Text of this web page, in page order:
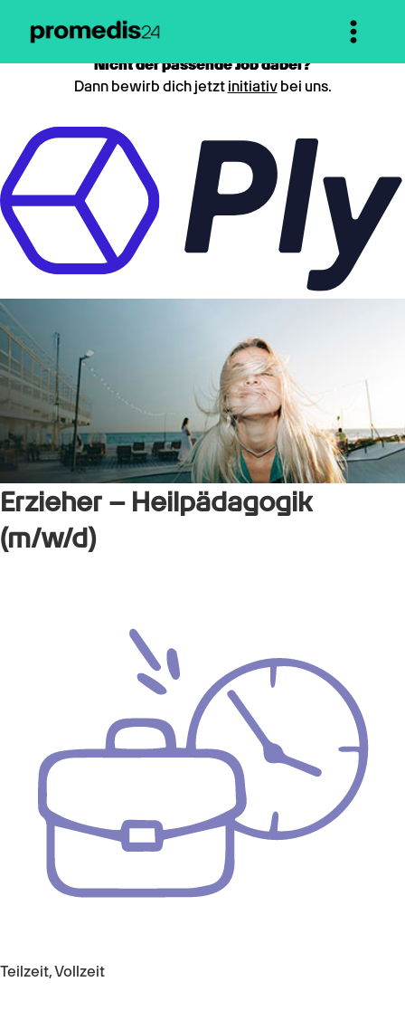
Nicht der passende Job dabei?
Dann bewirb dich jetzt initiativbei uns.
Erzieher – Heilpädagogik
(m/w/d)
Teilzeit, Vollzeit